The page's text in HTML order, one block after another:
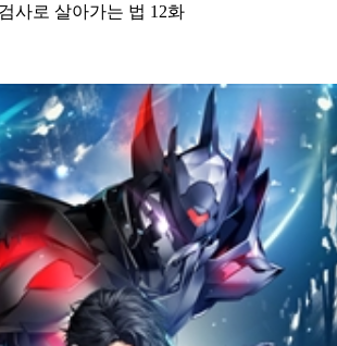
사로 살아가는 법 12화